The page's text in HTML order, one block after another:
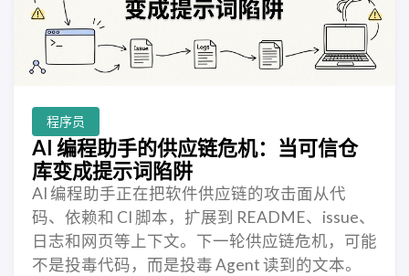
程序员
AI 编程助手的供应链危机：当可信仓
库变成提示词陷阱
AI 编程助手正在把软件供应链的攻击面从代
码、依赖和 CI 脚本，扩展到 README、issue、
日志和网页等上下文。下一轮供应链危机，可能
不是投毒代码，而是投毒 Agent 读到的文本。